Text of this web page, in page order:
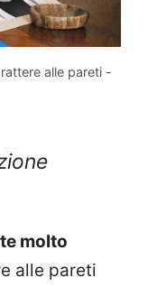
alle pareti -
molto
alle pareti